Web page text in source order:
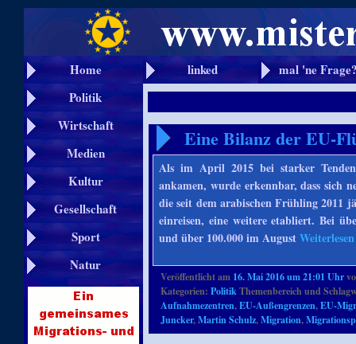
Home linked
mal 'ne
Politik
Wirtschaft
Medien
Kultur
Gesellschaft
Sport
Natur
Eine Bilanz der EU-
Als im April 2015 bei starker
ankamen, wurde erkennbar, dass sich
die seit dem arabischen Frühling 2011
einreisen, eine weitere etabliert. Bei
und über 100.000 im August
Veröffentlicht am 16. Mai 2016 um 21:01 Uhr
Kategorien:PolitikThemenbereich und
Aufnahmezentren,EU-Außengrenzen,EU-
Juncker,Martin Schulz,Migration,